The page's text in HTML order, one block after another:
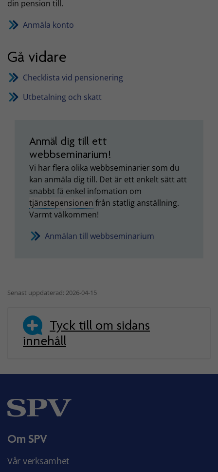
din pension till.
Anmäla konto
Gå vidare
Checklista vid pensionering
Utbetalning och skatt
Anmäl dig till ett
webbseminarium!
Vi har flera olika webbseminarier som du
kan anmäla dig till. Det är ett enkelt sätt att
snabbt få enkel infomation om
tjänstepensionen från statlig anställning.
Varmt välkommen!
Anmälan till webbseminarium
Senast uppdaterad: 2026-04-15
Tyck till om sidans
innehåll
Om SPV
Vår verksamhet